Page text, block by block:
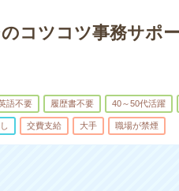
コツコツ事務サポ
語不要 履歴書不要 40～50代活躍
交費支給 大手 職場が禁煙